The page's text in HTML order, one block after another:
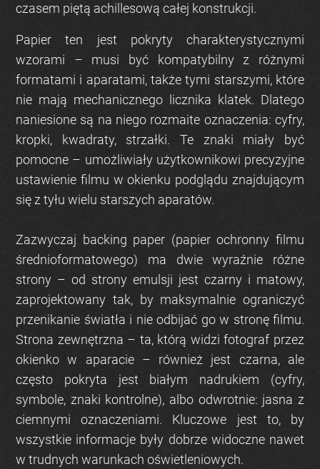
czasem piętą achillesową całej konstrukcji.
Papier ten jest pokryty charakterystycznymi
wzorami – musi być kompatybilny z różnymi
formatami i aparatami, także tymi starszymi, które
nie mają mechanicznego licznika klatek. Dlatego
naniesione są na niego rozmaite oznaczenia: cyfry,
kropki, kwadraty, strzałki. Te znaki miały być
pomocne – umożliwiały użytkownikowi precyzyjne
ustawienie filmu w okienku podglądu znajdującym
się z tyłu wielu starszych aparatów.
Zazwyczaj backing paper (papier ochronny filmu
średnioformatowego) ma dwie wyraźnie różne
strony – od strony emulsji jest czarny i matowy,
zaprojektowany tak, by maksymalnie ograniczyć
przenikanie światła i nie odbijać go w stronę filmu.
Strona zewnętrzna – ta, którą widzi fotograf przez
okienko w aparacie – również jest czarna, ale
często pokryta jest białym nadrukiem (cyfry,
symbole, znaki kontrolne), albo odwrotnie: jasna z
ciemnymi oznaczeniami. Kluczowe jest to, by
wszystkie informacje były dobrze widoczne nawet
w trudnych warunkach oświetleniowych.